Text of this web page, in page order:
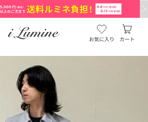
お気に入り カート